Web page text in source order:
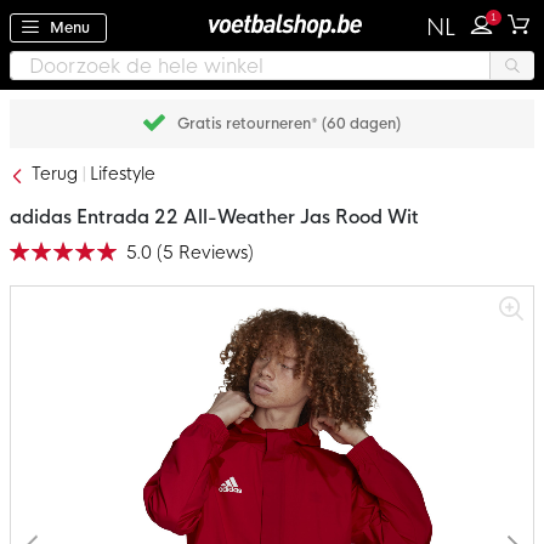
Menu NL 1
Achteraf betalen met Klarna
Terug Lifestyle
adidas Entrada 22 All-Weather Jas Rood Wit
Waardering: 5.0 (5 Reviews)